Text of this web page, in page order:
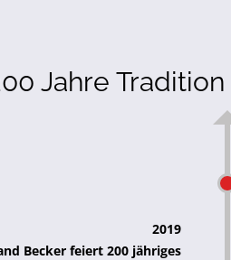
Jahre
2019
Becker feiert 200 jähriges